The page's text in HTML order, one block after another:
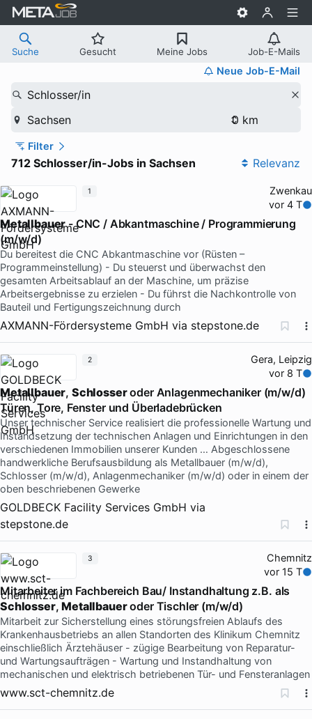
Suche Gesucht Meine Jobs Job-E-Mails
Neue Job-E-Mail
Schlosser/in
Sachsen
Filter
712 Schlosser/in-Jobs in Sachsen Relevanz
Zwenkau
vor 4 T
Metallbauer- CNC / Abkantmaschine / Programmierung
(m/w/d)
Du bereitest die CNC Abkantmaschine vor (Rüsten –
Programmeinstellung) - Du steuerst und überwachst den
gesamten Arbeitsablauf an der Maschine, um präzise
Arbeitsergebnisse zu erzielen - Du führst die Nachkontrolle von
Bauteil und Fertigungszeichnung durch
AXMANN-Fördersysteme GmbH via stepstone.de
1
Gera, Leipzig
vor 8 T
Metallbauer, Schlosseroder Anlagenmechaniker (m/w/d)
Türen, Tore, Fenster und Überladebrücken
Unser technischer Service realisiert die professionelle Wartung und
Instandsetzung der technischen Anlagen und Einrichtungen in den
verschiedenen Immobilien unserer Kunden … Abgeschlossene
handwerkliche Berufsausbildung als Metallbauer (m/w/d),
Schlosser (m/w/d), Anlagenmechaniker (m/w/d) oder in einem der
oben beschriebenen Gewerke
GOLDBECK Facility Services GmbH via
stepstone.de
2
Chemnitz
vor 15 T
Mitarbeiter im Fachbereich Bau/ Instandhaltung z.B. als
Schlosser,Metallbaueroder Tischler (m/w/d)
Mitarbeit zur Sicherstellung eines störungsfreien Ablaufs des
Krankenhausbetriebs an allen Standorten des Klinikum Chemnitz
einschließlich Ärztehäuser - zügige Bearbeitung von Reparatur-
und Wartungsaufträgen - Wartung und Instandhaltung von
mechanischen und elektrisch betriebenen Tür- und Fensteranlagen
www.sct-chemnitz.de
3